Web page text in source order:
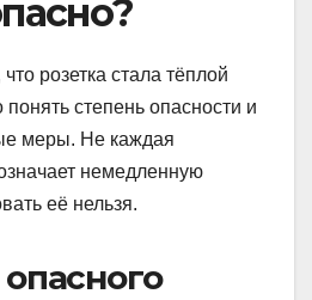
розетка стала тёплой
степень опасности и
меры. Не каждая
немедленную
её нельзя.